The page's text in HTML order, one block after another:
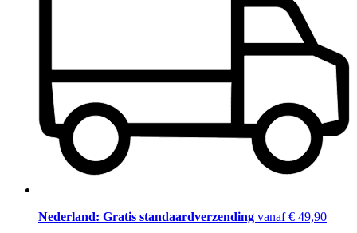
Nederland: Gratis standaardverzending vanaf € 49,90